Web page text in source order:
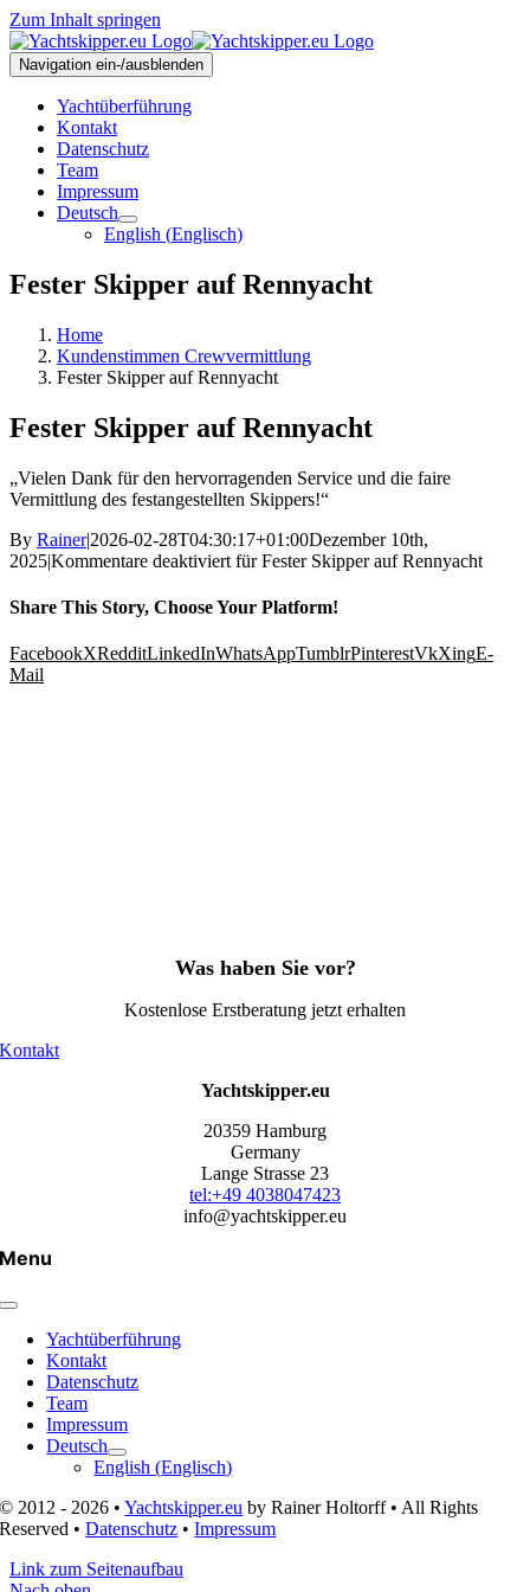
Zum Inhalt springen
Navigation ein-/ausblenden
Yachtüberführung
Kontakt
Datenschutz
Team
Impressum
Deutsch
English (Englisch)
Fester Skipper auf Rennyacht
Home
Kundenstimmen Crewvermittlung
Fester Skipper auf Rennyacht
Fester Skipper auf Rennyacht
„Vielen Dank für den hervorragenden Service und die faire
Vermittlung des festangestellten Skippers!“
By Rainer|2026-02-28T04:30:17+01:00Dezember 10th,
2025|Kommentare deaktiviert für Fester Skipper auf Rennyacht
Share This Story, Choose Your Platform!
FacebookXRedditLinkedInWhatsAppTumblrPinterestVkXingE-
Mail
Was haben Sie vor?
Kostenlose Erstberatung jetzt erhalten
Kontakt
Yachtskipper.eu
20359 Hamburg
Germany
Lange Strasse 23
tel:+49 4038047423
info@yachtskipper.eu
Menu
Yachtüberführung
Kontakt
Datenschutz
Team
Impressum
Deutsch
English (Englisch)
© 2012 - 2026 •Yachtskipper.eu by Rainer Holtorff • All Rights
Reserved •Datenschutz •Impressum
Link zum Seitenaufbau